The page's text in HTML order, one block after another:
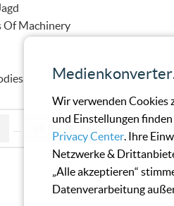
Of Machinery
… …
Wir verwenden Cookies
und Einstellungen finden
Privacy Center. Ihre
Netzwerke &
„Alle akzeptieren“
Datenverarbeitung